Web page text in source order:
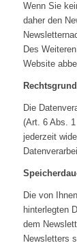
Wenn Sie
daher den
Des
Website
Die
(Art. 6 Abs.
jederzeit
Die von
hinterlegten
dem
Newsletters